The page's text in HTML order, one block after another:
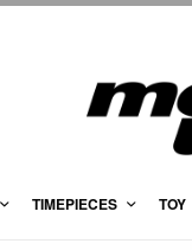
TIMEPIECES TOY